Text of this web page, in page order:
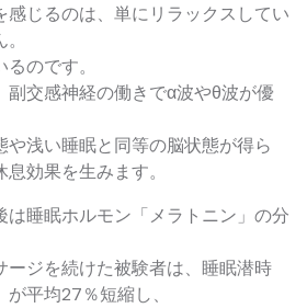
感じるのは、単にリラックスしてい
のです。
副交感神経の働きでα波やθ波が優
や浅い睡眠と同等の脳状態が得ら
効果を生みます。
は睡眠ホルモン「メラトニン」の分
ージを続けた被験者は、睡眠潜時
が平均27％短縮し、